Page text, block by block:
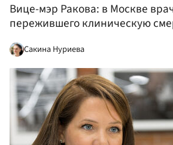
Вице-мэр Ракова: в Москве
пережившего клиническую
Сакина Нуриева